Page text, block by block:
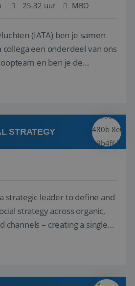
25-32 uur MBO
(IATA) ben je samen
een onderdeel van ons
en ben je de
niet uitkomen.
van alles wat met IATA te m...
STRATEGY
strategic leader to define and
strategy across organic,
channels – creating a single
be published until 18 August
discre...